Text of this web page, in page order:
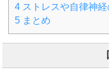
4 ストレスや自律神
5 まとめ